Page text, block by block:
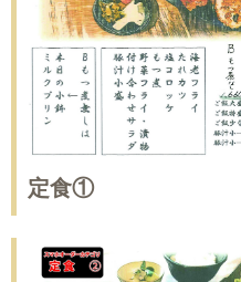
定食①